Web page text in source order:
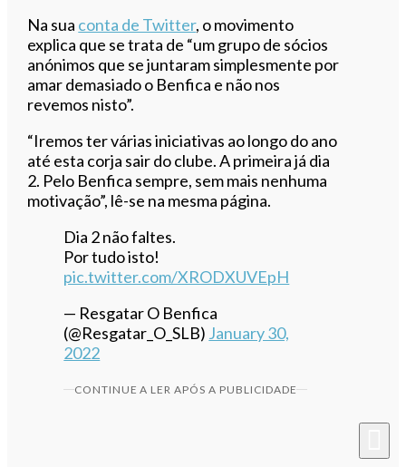
Na sua conta de Twitter, o movimento
explica que se trata de “um grupo de sócios
anónimos que se juntaram simplesmente por
amar demasiado o Benfica e não nos
revemos nisto”.
“Iremos ter várias iniciativas ao longo do ano
até esta corja sair do clube. A primeira já dia
2. Pelo Benfica sempre, sem mais nenhuma
motivação”, lê-se na mesma página.
Dia 2 não faltes.
Por tudo isto!
pic.twitter.com/XRODXUVEpH
— Resgatar O Benfica
(@Resgatar_O_SLB) January 30,
2022
CONTINUE A LER APÓS A PUBLICIDADE